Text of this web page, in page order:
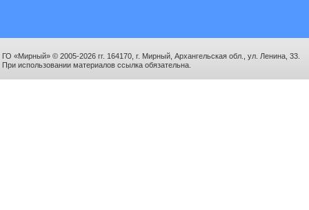
ГО «Мирный» © 2005-2026 гг. 164170, г. Мирный, Архангельская обл., ул. Ленина, 33.
При использовании материалов ссылка обязательна.